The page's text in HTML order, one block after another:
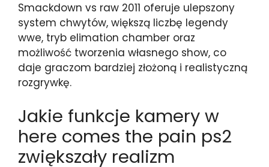
Smackdown vs raw 2011 oferuje ulepszony
system chwytów, większą liczbę legendy
wwe, tryb elimation chamber oraz
możliwość tworzenia własnego show, co
daje graczom bardziej złożoną i realistyczną
rozgrywkę.
Jakie funkcje kamery w
here comes the pain ps2
zwiększały realizm